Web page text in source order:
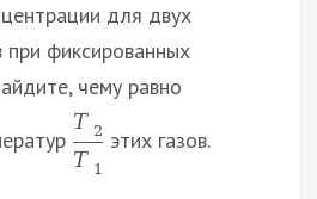
для двух
при фиксированных
чему равно
T 2
T 1
этих газов.